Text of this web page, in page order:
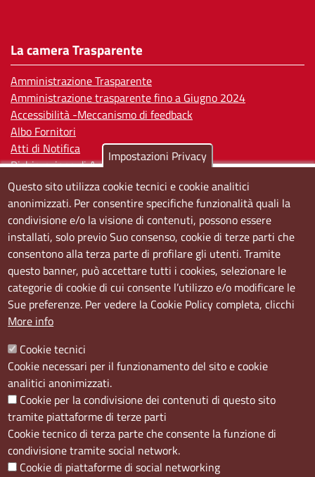
La camera Trasparente
Amministrazione Trasparente
Amministrazione trasparente fino a Giugno 2024
Accessibilità -Meccanismo di feedback
Albo Fornitori
Atti di Notifica
Dichiarazione di Accessibilità
Sedi e orari
Sede Centrale:
Via S. Aspreno, 2, 80133 Napoli NA
Sede Secondaria:
Corso Meridionale, 58 80143 Napoli NA
Orari
Il venerdì dalle ore 8.50 alle ore 11.00
Social
Impostazioni Privacy
Questo sito utilizza cookie tecnici e cookie analitici
anonimizzati. Per consentire specifiche funzionalità quali la
condivisione e/o la visione di contenuti, possono essere
installati, solo previo Suo consenso, cookie di terze parti che
consentono alla terza parte di profilare gli utenti. Tramite
questo banner, può accettare tutti i cookies, selezionare le
categorie di cookie di cui consente l’utilizzo e/o modificare le
Sue preferenze. Per vedere la Cookie Policy completa, clicchi
More info
Cookie tecnici
Cookie necessari per il funzionamento del sito e cookie
analitici anonimizzati.
Cookie per la condivisione dei contenuti di questo sito
tramite piattaforme di terze parti
Cookie tecnico di terza parte che consente la funzione di
condivisione tramite social network.
Cookie di piattaforme di social networking